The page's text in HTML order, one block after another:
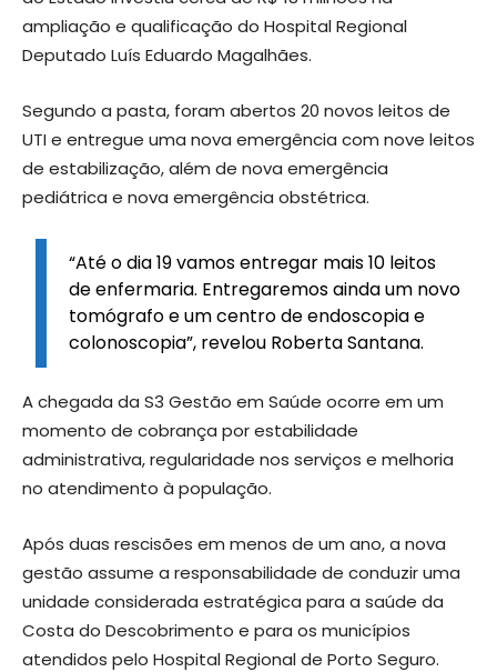
ampliação e qualificação do Hospital Regional
Deputado Luís Eduardo Magalhães.
Segundo a pasta, foram abertos 20 novos leitos de
UTI e entregue uma nova emergência com nove leitos
de estabilização, além de nova emergência
pediátrica e nova emergência obstétrica.
“Até o dia 19 vamos entregar mais 10 leitos
de enfermaria. Entregaremos ainda um novo
tomógrafo e um centro de endoscopia e
colonoscopia”, revelou Roberta Santana.
A chegada da S3 Gestão em Saúde ocorre em um
momento de cobrança por estabilidade
administrativa, regularidade nos serviços e melhoria
no atendimento à população.
Após duas rescisões em menos de um ano, a nova
gestão assume a responsabilidade de conduzir uma
unidade considerada estratégica para a saúde da
Costa do Descobrimento e para os municípios
atendidos pelo Hospital Regional de Porto Seguro.